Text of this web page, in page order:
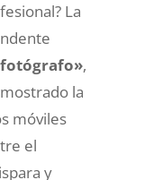
La
fotógrafo»,
la
móviles
el
y